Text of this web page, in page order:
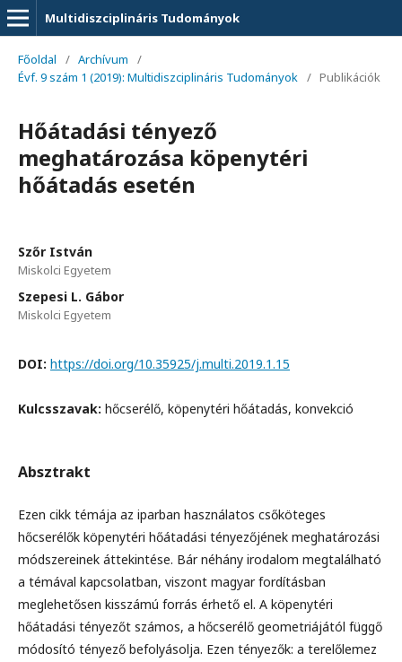
Multidiszciplináris Tudományok
Főoldal / Archívum
/
Évf. 9 szám 1 (2019): Multidiszciplináris Tudományok / Publikációk
Hőátadási tényező
meghatározása köpenytéri
hőátadás esetén
Szőr István
Miskolci Egyetem
Szepesi L. Gábor
Miskolci Egyetem
DOI: https://doi.org/10.35925/j.multi.2019.1.15
Kulcsszavak: hőcserélő, köpenytéri hőátadás, konvekció
Absztrakt
Ezen cikk témája az iparban használatos csőköteges
hőcserélők köpenytéri hőátadási tényezőjének meghatározási
módszereinek áttekintése. Bár néhány irodalom megtalálható
a témával kapcsolatban, viszont magyar fordításban
meglehetősen kisszámú forrás érhető el. A köpenytéri
hőátadási tényezőt számos, a hőcserélő geometriájától függő
módosító tényező befolyásolja. Ezen tényezők: a terelőlemez